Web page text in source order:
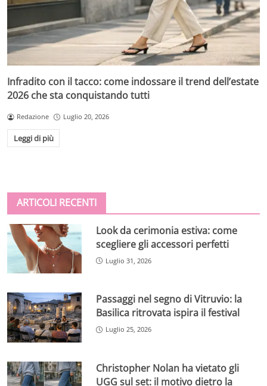
Infradito con il tacco: come indossare il trend dell’estate
2026 che sta conquistando tutti
Redazione Luglio 20, 2026
Leggi di più
ARTICOLI RECENTI
Look da cerimonia estiva: come
scegliere gli accessori perfetti
Luglio 31, 2026
Passaggi nel segno di Vitruvio: la
Basilica ritrovata ispira il festival
Luglio 25, 2026
Christopher Nolan ha vietato gli
UGG sul set: il motivo dietro la